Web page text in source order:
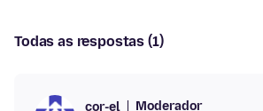
Todas as respostas (1)
cor-el Moderador